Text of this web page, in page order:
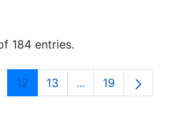
184 entries.
Pages Use TAB to navigate.
Page
12 Page
13 ...Intermediate
Page
19